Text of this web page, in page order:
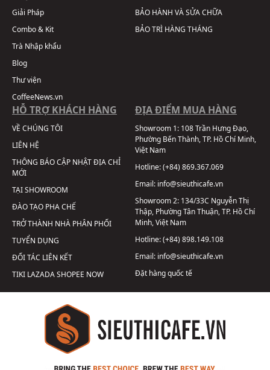
Giải Pháp
Combo & Kit
Trà Nhập khẩu
Blog
Thư viện
CoffeeNews.vn
BẢO HÀNH VÀ SỬA CHỮA
BẢO TRÌ HÀNG THÁNG
HỖ TRỢ KHÁCH HÀNG
VỀ CHÚNG TÔI
LIÊN HỆ
THÔNG BÁO CẬP NHẬT ĐỊA CHỈ
MỚI
TẠI SHOWROOM
ĐÀO TẠO PHA CHẾ
TRỞ THÀNH NHÀ PHÂN PHỐI
TUYỂN DỤNG
ĐỐI TÁC LIÊN KẾT
TIKI LAZADASHOPEE NOW
ĐỊA ĐIỂM MUA HÀNG
Showroom 1: 108 Trần Hưng Đạo,
Phường Bến Thành, TP. Hồ Chí Minh,
Việt Nam
Hotline:(+84) 869.367.069
Email: info@sieuthicafe.vn
Showroom 2: 134/33C Nguyễn Thị
Thập, Phường Tân Thuận, TP. Hồ Chí
Minh, Việt Nam
Hotline:(+84) 898.149.108
Email: info@sieuthicafe.vn
Đặt hàng quốc tế